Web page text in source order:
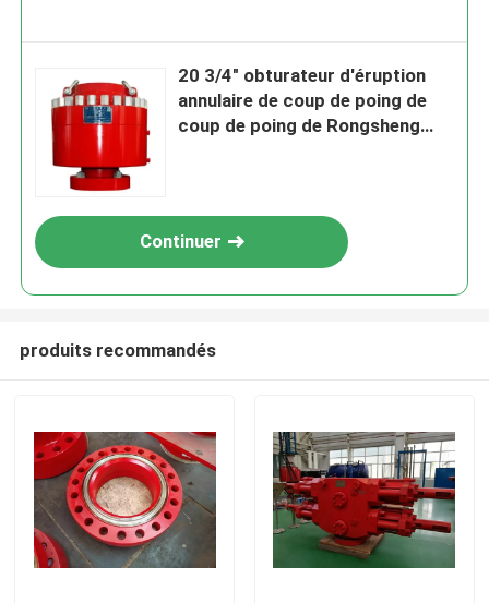
20 3/4" obturateur d'éruption
annulaire de coup de poing de
coup de poing de Rongsheng
Continuer
produits recommandés